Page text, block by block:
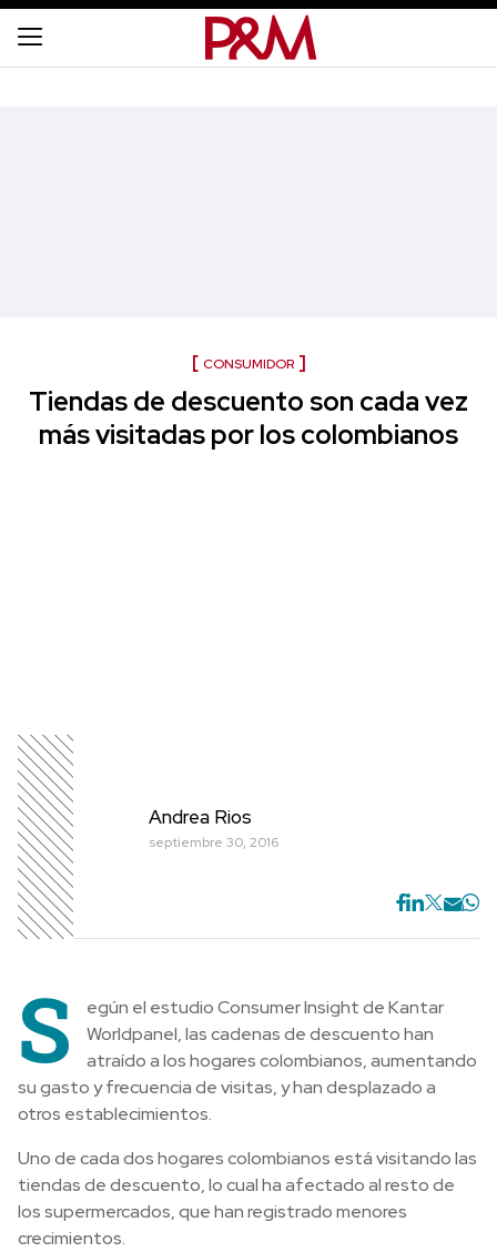
CONSUMIDOR
Tiendas de descuento son cada vez
más visitadas por los colombianos
Andrea Rios
septiembre 30, 2016
S
egún el estudio Consumer Insight de Kantar
Worldpanel, las cadenas de descuento han
atraído a los hogares colombianos, aumentando
su gasto y frecuencia de visitas, y han desplazado a
otros establecimientos.
Uno de cada dos hogares colombianos está visitando las
tiendas de descuento, lo cual ha afectado al resto de
los supermercados, que han registrado menores
crecimientos.